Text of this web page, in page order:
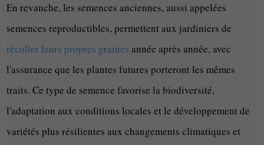
En revanche, les semences anciennes, aussi appelées
semences reproductibles, permettent aux jardiniers de
récolter leurs propres graines année après année, avec
l'assurance que les plantes futures porteront les mêmes
traits. Ce type de semence favorise la biodiversité,
l'adaptation aux conditions locales et le développement de
variétés plus résilientes aux changements climatiques et